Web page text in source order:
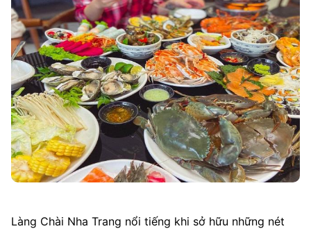
Làng Chài Nha Trang nổi tiếng khi sở hữu những nét